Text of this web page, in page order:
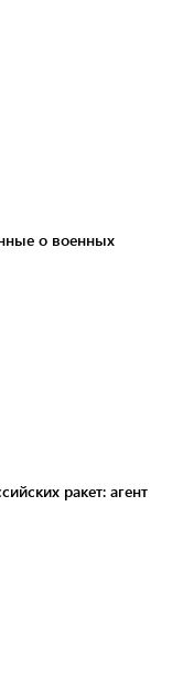
о военных
ракет: агент